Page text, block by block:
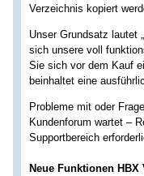
Verzeichnis kopiert
Unser Grundsatz lautet
sich unsere voll
Sie sich vor dem Kauf
beinhaltet eine
Probleme mit oder
Kundenforum wartet –
Supportbereich
Neue Funktionen HBX